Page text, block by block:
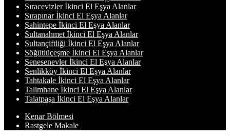
Sıracevizler İkinci El Eşya Alanlar
Sırapınar İkinci El Eşya Alanlar
Şahintepe İkinci El Eşya Alanlar
Sultanahmet İkinci El Eşya Alanlar
Sultançiftliği İkinci El Eşya Alanlar
Söğütlüçeşme İkinci El Eşya Alanlar
Şenesenevler İkinci El Eşya Alanlar
Şenlikköy İkinci El Eşya Alanlar
Tahtakale İkinci El Eşya Alanlar
Talimhane İkinci El Eşya Alanlar
Talatpaşa İkinci El Eşya Alanlar
Kenar Bölmesi
Rastgele Makale